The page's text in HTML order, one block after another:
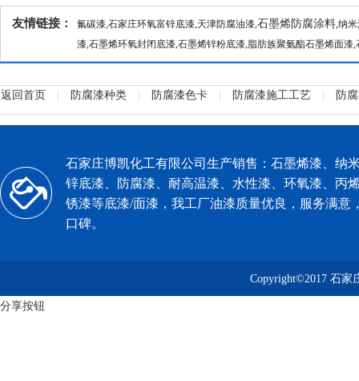
友情链接： 氟碳漆,石家庄环氧富锌底漆,天津防腐油漆,石墨烯防腐涂料,纳
漆,石墨烯环氧封闭底漆,石墨烯锌粉底漆,脂肪族聚氨酯石墨烯面漆,
返回首页 防腐漆种类| 防腐漆色卡| 防腐漆施工工艺| 防
石家庄博凯化工有限公司生产销售：石墨烯漆、纳
锌底漆、防腐漆、耐高温漆、水性漆、环氧漆、丙
锈漆等底漆/面漆，我工厂油漆质量优良，服务满意
口碑。
Copyright©2017 石家
分享按钮